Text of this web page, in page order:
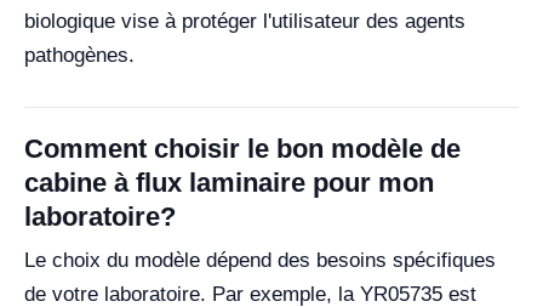
biologique vise à protéger l'utilisateur des agents
pathogènes.
Comment choisir le bon modèle de
cabine à flux laminaire pour mon
laboratoire?
Le choix du modèle dépend des besoins spécifiques
de votre laboratoire. Par exemple, la YR05735 est